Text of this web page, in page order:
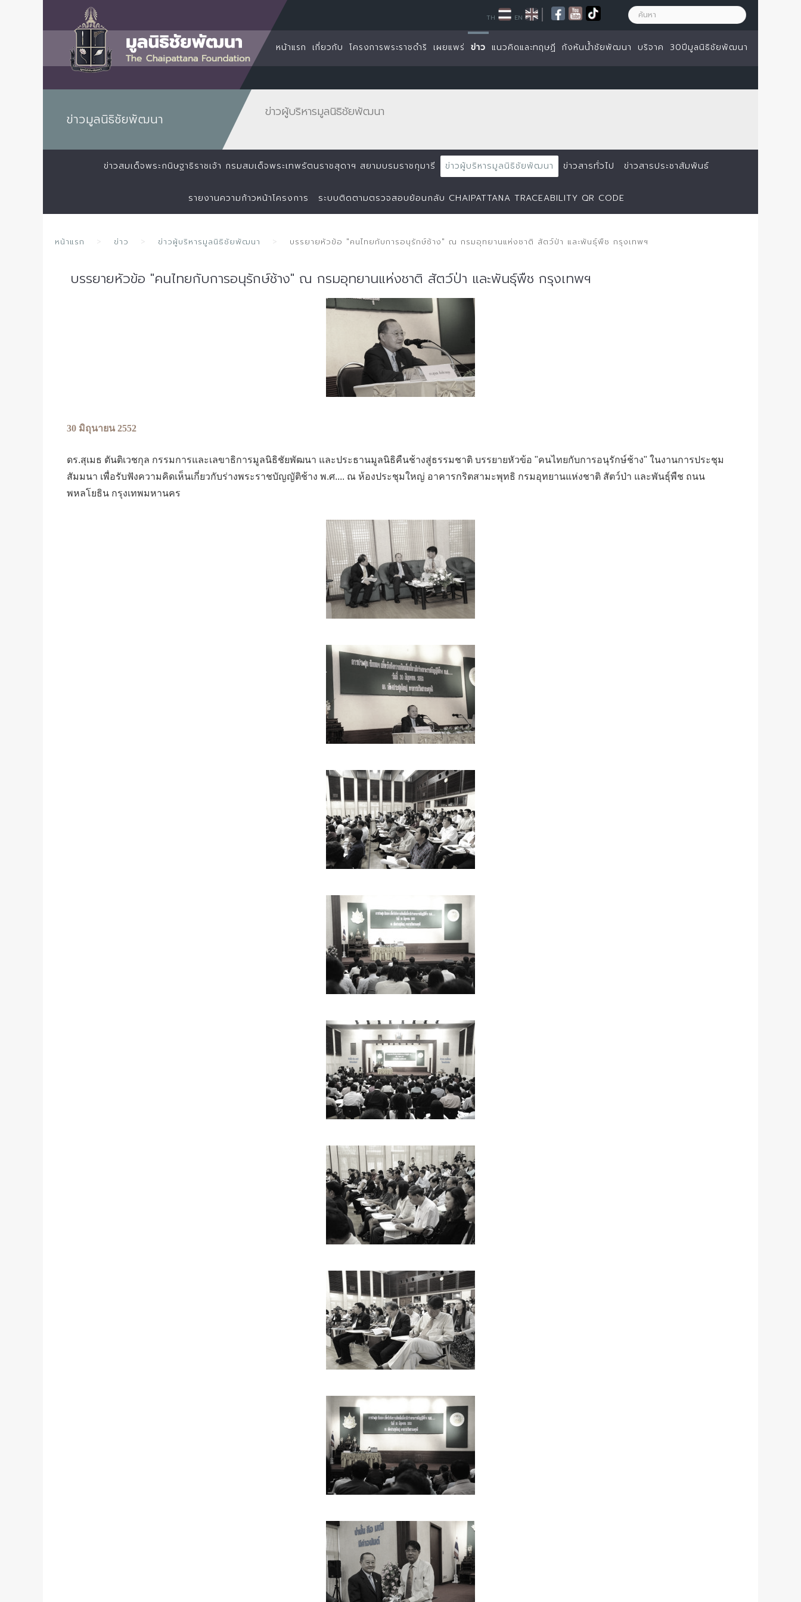
หน้าแรก เกี่ยวกับ โครงการพระราชดำริ เผยแพร่ ข่าว แนวคิดและทฤษฏี กังหันน้ำชัยพัฒนา บริจาค 30ปีมูลนิธิชัยพัฒนา
TH EN |
ข่าวมูลนิธิชัยพัฒนา ข่าวผู้บริหารมูลนิธิชัยพัฒนา
ข่าวสมเด็จพระกนิษฐาธิราชเจ้า กรมสมเด็จพระเทพรัตนราชสุดาฯ สยามบรมราชกุมารี ข่าวผู้บริหารมูลนิธิชัยพัฒนา ข่าวสารทั่วไป ข่าวสารประชาสัมพันธ์
รายงานความก้าวหน้าโครงการ ระบบติดตามตรวจสอบย้อนกลับ CHAIPATTANA TRACEABILITY QR CODE
หน้าแรก ข่าว ข่าวผู้บริหารมูลนิธิชัยพัฒนา บรรยายหัวข้อ "คนไทยกับการอนุรักษ์ช้าง" ณ กรมอุทยานแห่งชาติ สัตว์ป่า และพันธุ์พืช กรุงเทพฯ
บรรยายหัวข้อ "คนไทยกับการอนุรักษ์ช้าง" ณ กรมอุทยานแห่งชาติ สัตว์ป่า และพันธุ์พืช กรุงเทพฯ
30 มิถุนายน 2552
ดร.สุเมธ ตันติเวชกุล กรรมการและเลขาธิการมูลนิธิชัยพัฒนา และประธานมูลนิธิคืนช้างสู่ธรรมชาติ บรรยายหัวข้อ "คนไทยกับการอนุรักษ์ช้าง" ในงานการประชุม
สัมมนา เพื่อรับฟังความคิดเห็นเกี่ยวกับร่างพระราชบัญญัติช้าง พ.ศ.... ณ ห้องประชุมใหญ่ อาคารกริตสามะพุทธิ กรมอุทยานแห่งชาติ สัตว์ป่า และพันธุ์พืช ถนน
พหลโยธิน กรุงเทพมหานคร